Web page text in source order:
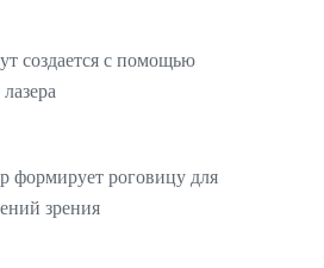
создается с помощью
формирует роговицу для
зрения